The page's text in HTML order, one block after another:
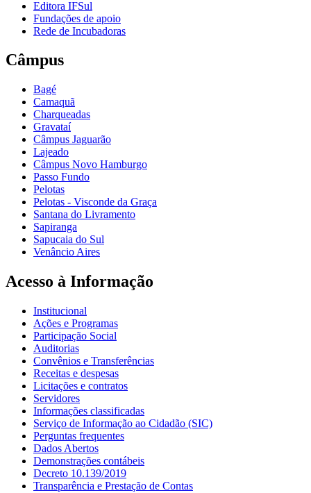
Editora IFSul
Fundações de apoio
Rede de Incubadoras
Câmpus
Bagé
Camaquã
Charqueadas
Gravataí
Câmpus Jaguarão
Lajeado
Câmpus Novo Hamburgo
Passo Fundo
Pelotas
Pelotas - Visconde da Graça
Santana do Livramento
Sapiranga
Sapucaia do Sul
Venâncio Aires
Acesso à Informação
Institucional
Ações e Programas
Participação Social
Auditorias
Convênios e Transferências
Receitas e despesas
Licitações e contratos
Servidores
Informações classificadas
Serviço de Informação ao Cidadão (SIC)
Perguntas frequentes
Dados Abertos
Demonstrações contábeis
Decreto 10.139/2019
Transparência e Prestação de Contas